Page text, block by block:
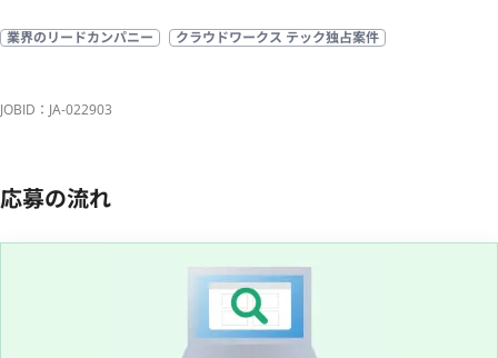
業界のリードカンパニー クラウドワークス テック独占案件
JOBID：JA-022903
応募の流れ